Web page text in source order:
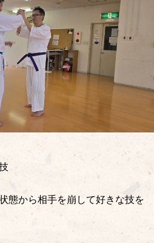
態から相手を崩して好きな技を